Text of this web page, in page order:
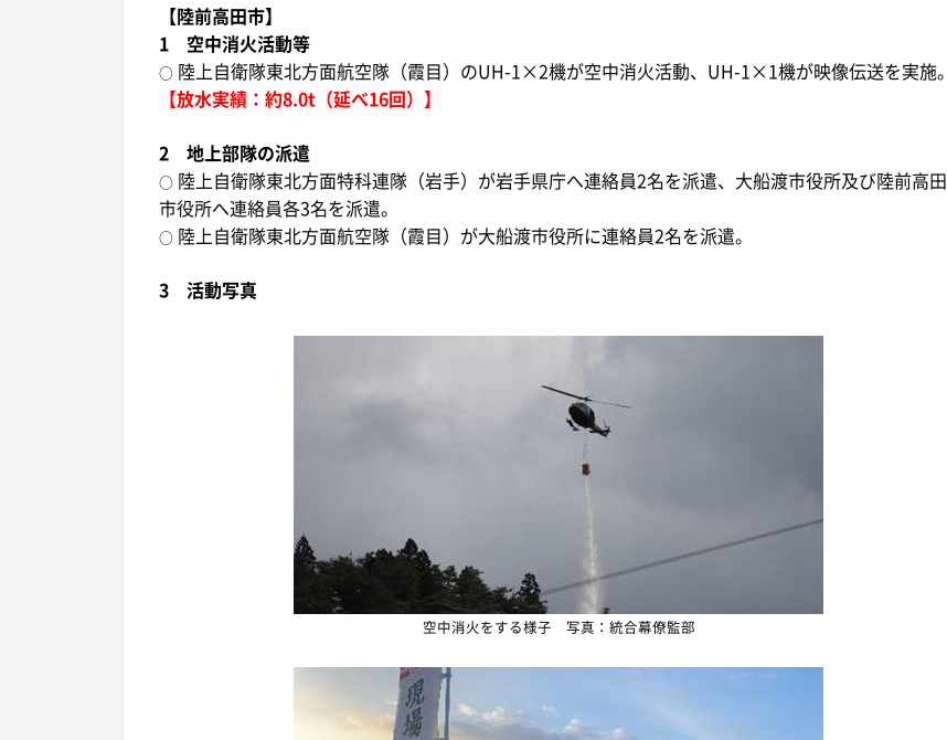
【陸前高田市】
1 空中消火活動等
○ 陸上自衛隊東北方面航空隊（霞目）のUH-1×2機が空中消火活動、UH-1×1機が映像伝送を実施。
【放水実績：約8.0t（延べ16回）】
2 地上部隊の派遣
○ 陸上自衛隊東北方面特科連隊（岩手）が岩手県庁へ連絡員2名を派遣、大船渡市役所及び陸前高田
市役所へ連絡員各3名を派遣。
○ 陸上自衛隊東北方面航空隊（霞目）が大船渡市役所に連絡員2名を派遣。
3 活動写真
空中消火をする様子 写真：統合幕僚監部